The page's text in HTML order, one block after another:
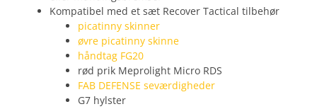
Kompatibel med et sæt Recover Tactical tilbehør
picatinny skinner
øvre picatinny skinne
håndtag FG20
rød prik Meprolight Micro RDS
FAB DEFENSE seværdigheder
G7 hylster